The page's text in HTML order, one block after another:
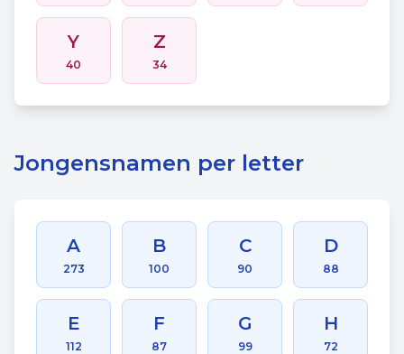
Y
40
Z
34
Jongensnamen per letter
A
273
B
100
C
90
D
88
E
112
F
87
G
99
H
72